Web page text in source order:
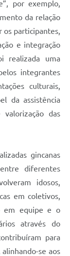
por exemplo,
da relação
participantes,
e integração
realizada uma
integrantes
culturais,
da assistência
das
gincanas
diferentes
idosos,
em coletivos,
em equipe e o
através do
para
se aos